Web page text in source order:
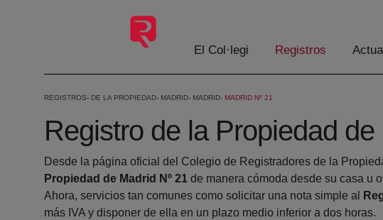
Salta al contingut principal
El Col·legi Registros
REGISTROS DE LA PROPIEDAD MADRID MADRID MADRID Nº 21
Registro de la Propiedad de
Desde la página oficial del Colegio de Registradores de la
Propiedad de Madrid Nº 21 de manera cómoda desde su casa u
Ahora, servicios tan comunes como solicitar una nota simple al
más IVA y disponer de ella en un plazo medio inferior a dos horas.